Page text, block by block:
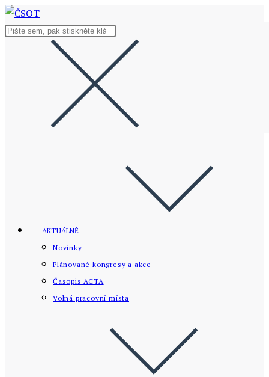
Přejít
k
Hledat
AKTUÁLNĚ
Novinky
Plánované kongresy a akce
Časopis ACTA
Volná pracovní místa